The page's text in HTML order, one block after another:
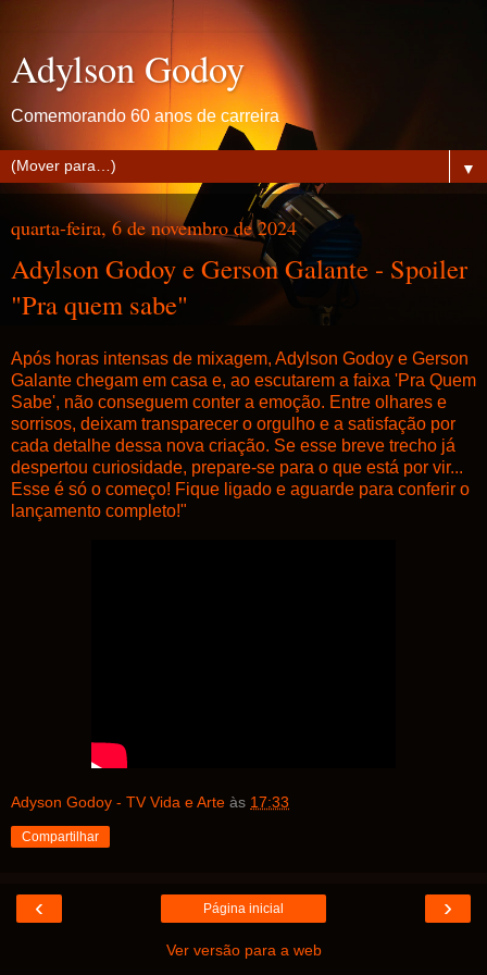
Adylson Godoy
Comemorando 60 anos de carreira
▼
quarta-feira, 6 de novembro de 2024
Adylson Godoy e Gerson Galante - Spoiler
"Pra quem sabe"
Após horas intensas de mixagem, Adylson Godoy e Gerson
Galante chegam em casa e, ao escutarem a faixa 'Pra Quem
Sabe', não conseguem conter a emoção. Entre olhares e
sorrisos, deixam transparecer o orgulho e a satisfação por
cada detalhe dessa nova criação. Se esse breve trecho já
despertou curiosidade, prepare-se para o que está por vir...
Esse é só o começo! Fique ligado e aguarde para conferir o
lançamento completo!"
Adyson Godoy - TV Vida e Arte às 17:33
Compartilhar
‹ ›
Página inicial
Ver versão para a web